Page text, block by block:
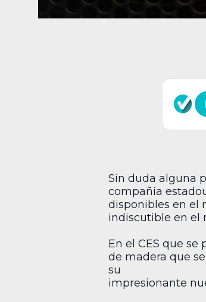
Sin duda alguna
compañía
disponibles en el
indiscutible en el
En el CES que
de madera que
su
impresionante